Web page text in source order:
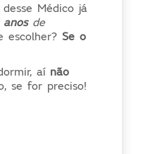
Médico já
osde
escolher?Se o
aí não
se for preciso!